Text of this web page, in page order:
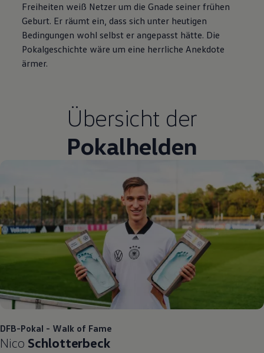
Freiheiten weiß Netzer um die Gnade seiner frühen
Geburt. Er räumt ein, dass sich unter heutigen
Bedingungen wohl selbst er angepasst hätte. Die
Pokalgeschichte wäre um eine herrliche Anekdote
ärmer.
Übersicht der
Pokalhelden
DFB-Pokal - Walk of Fame
Nico Schlotterbeck